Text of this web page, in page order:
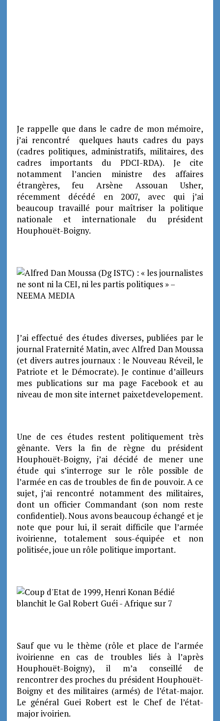
Je rappelle que dans le cadre de mon mémoire,
j’ai rencontré quelques hauts cadres du pays
(cadres politiques, administratifs, militaires, des
cadres importants du PDCI-RDA). Je cite
notamment l’ancien ministre des affaires
étrangères, feu Arsène Assouan Usher,
récemment décédé en 2007, avec qui j’ai
beaucoup travaillé pour maîtriser la politique
nationale et internationale du président
Houphouët-Boigny.
J’ai effectué des études diverses, publiées par le
journal Fraternité Matin, avec Alfred Dan Moussa
(et divers autres journaux : le Nouveau Réveil, le
Patriote et le Démocrate). Je continue d’ailleurs
mes publications sur ma page Facebook et au
niveau de mon site internet paixetdevelopement.
Une de ces études restent politiquement très
gênante. Vers la fin de règne du président
Houphouët-Boigny, j’ai décidé de mener une
étude qui s’interroge sur le rôle possible de
l’armée en cas de troubles de fin de pouvoir. A ce
sujet, j’ai rencontré notamment des militaires,
dont un officier Commandant (son nom reste
confidentiel).Nous avons beaucoup échangé et je
note que pour lui, il serait difficile que l’armée
ivoirienne, totalement sous-équipée et non
politisée, joue un rôle politique important.
Sauf que vu le thème (rôle et place de l’armée
ivoirienne en cas de troubles liés à l’après
Houphouët-Boigny), il m’a conseillé de
rencontrer des proches du président Houphouët-
Boigny et des militaires (armés) de l’état-major.
Le général Guei Robert est le Chef de l’état-
major ivoirien.